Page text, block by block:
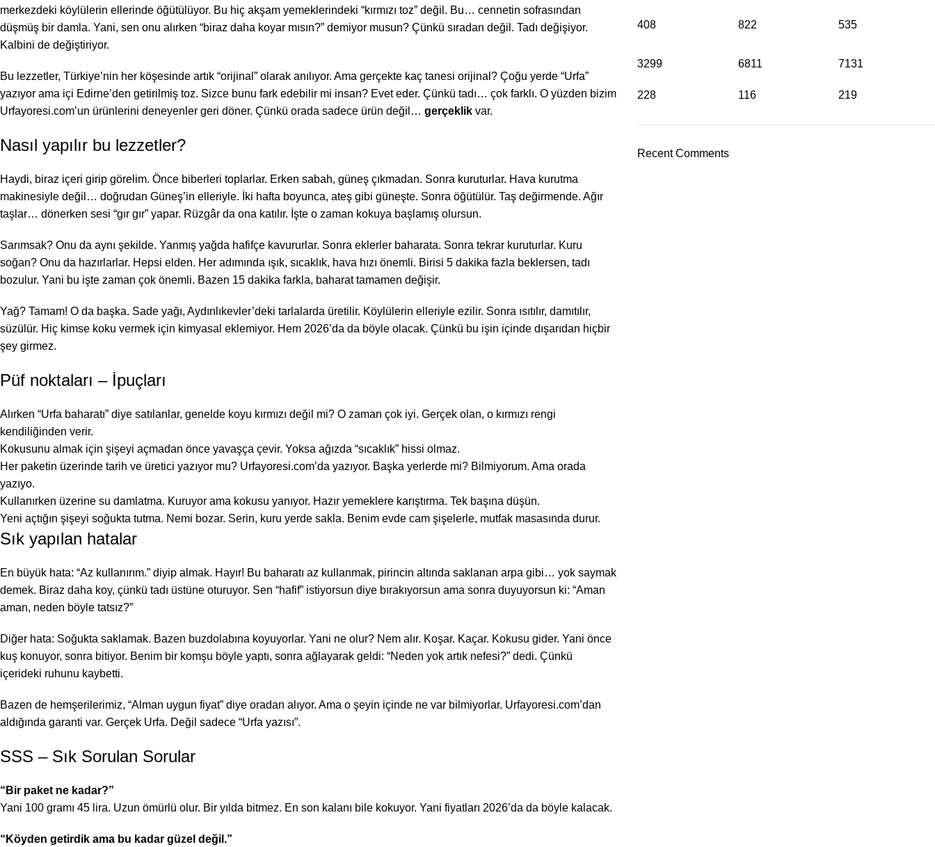
merkezdeki köylülerin ellerinde öğütülüyor. Bu hiç akşam yemeklerindeki “kırmızı toz” değil. Bu… cennetin sofrasından
düşmüş bir damla. Yani, sen onu alırken “biraz daha koyar mısın?” demiyor musun? Çünkü sıradan değil. Tadı değişiyor.
Kalbini de değiştiriyor.
Bu lezzetler, Türkiye’nin her köşesinde artık “orijinal” olarak anılıyor. Ama gerçekte kaç tanesi orijinal? Çoğu yerde “Urfa”
yazıyor ama içi Edirne’den getirilmiş toz. Sizce bunu fark edebilir mi insan? Evet eder. Çünkü tadı… çok farklı. O yüzden bizim
Urfayoresi.com’un ürünlerini deneyenler geri döner. Çünkü orada sadece ürün değil… gerçeklik var.
Nasıl yapılır bu lezzetler?
Haydi, biraz içeri girip görelim. Önce biberleri toplarlar. Erken sabah, güneş çıkmadan. Sonra kuruturlar. Hava kurutma
makinesiyle değil… doğrudan Güneş’in elleriyle. İki hafta boyunca, ateş gibi güneşte. Sonra öğütülür. Taş değirmende. Ağır
taşlar… dönerken sesi “gır gır” yapar. Rüzgâr da ona katılır. İşte o zaman kokuya başlamış olursun.
Sarımsak? Onu da aynı şekilde. Yanmış yağda hafifçe kavururlar. Sonra eklerler baharata. Sonra tekrar kuruturlar. Kuru
soğan? Onu da hazırlarlar. Hepsi elden. Her adımında ışık, sıcaklık, hava hızı önemli. Birisi 5 dakika fazla beklersen, tadı
bozulur. Yani bu işte zaman çok önemli. Bazen 15 dakika farkla, baharat tamamen değişir.
Yağ? Tamam! O da başka. Sade yağı, Aydınlıkevler’deki tarlalarda üretilir. Köylülerin elleriyle ezilir. Sonra ısıtılır, damıtılır,
süzülür. Hiç kimse koku vermek için kimyasal eklemiyor. Hem 2026’da da böyle olacak. Çünkü bu işin içinde dışarıdan hiçbir
şey girmez.
Püf noktaları – İpuçları
Alırken “Urfa baharatı” diye satılanlar, genelde koyu kırmızı değil mi? O zaman çok iyi. Gerçek olan, o kırmızı rengi
kendiliğinden verir.
Kokusunu almak için şişeyi açmadan önce yavaşça çevir. Yoksa ağızda “sıcaklık” hissi olmaz.
Her paketin üzerinde tarih ve üretici yazıyor mu? Urfayoresi.com’da yazıyor. Başka yerlerde mi? Bilmiyorum. Ama orada
yazıyo.
Kullanırken üzerine su damlatma. Kuruyor ama kokusu yanıyor. Hazır yemeklere karıştırma. Tek başına düşün.
Yeni açtığın şişeyi soğukta tutma. Nemi bozar. Serin, kuru yerde sakla. Benim evde cam şişelerle, mutfak masasında durur.
Sık yapılan hatalar
En büyük hata: “Az kullanırım.” diyip almak. Hayır! Bu baharatı az kullanmak, pirincin altında saklanan arpa gibi… yok saymak
demek. Biraz daha koy, çünkü tadı üstüne oturuyor. Sen “hafif” istiyorsun diye bırakıyorsun ama sonra duyuyorsun ki: “Aman
aman, neden böyle tatsız?”
Diğer hata: Soğukta saklamak. Bazen buzdolabına koyuyorlar. Yani ne olur? Nem alır. Koşar. Kaçar. Kokusu gider. Yani önce
kuş konuyor, sonra bitiyor. Benim bir komşu böyle yaptı, sonra ağlayarak geldi: “Neden yok artık nefesi?” dedi. Çünkü
içerideki ruhunu kaybetti.
Bazen de hemşerilerimiz, “Alman uygun fiyat” diye oradan alıyor. Ama o şeyin içinde ne var bilmiyorlar. Urfayoresi.com’dan
aldığında garanti var. Gerçek Urfa. Değil sadece “Urfa yazısı”.
SSS – Sık Sorulan Sorular
“Bir paket ne kadar?”
Yani 100 gramı 45 lira. Uzun ömürlü olur. Bir yılda bitmez. En son kalanı bile kokuyor. Yani fiyatları 2026’da da böyle kalacak.
“Köyden getirdik ama bu kadar güzel değil.”
408 822 535
3299
228
6811
116
7131
219
Recent Comments